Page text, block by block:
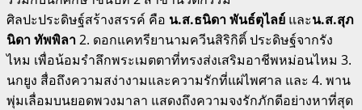
ศิลปะประดิษฐ์สร้างสรรค์ คือ น.ส.ธนิดา พันธ์ตุไลย์ และน.ส.สุภ
นิดา ทัพพิลา2. ดอกแคทรียานามควีนสิริกิติ์ ประดิษฐ์จากรัง
ไหม เพื่อน้อมรำลึกพระเมตตาที่ทรงส่งเสริมอาชีพหม่อนไหม 3.
นกยูง สื่อถึงความสง่างามและความรักที่แผ่ไพศาล และ 4. พาน
พุ่มเลื่อมบนยอดพวงมาลา แสดงถึงความจงรักภักดีอย่างหาที่สุด